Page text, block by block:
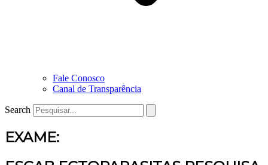
Fale Conosco
Canal de Transparência
Search
EXAME: